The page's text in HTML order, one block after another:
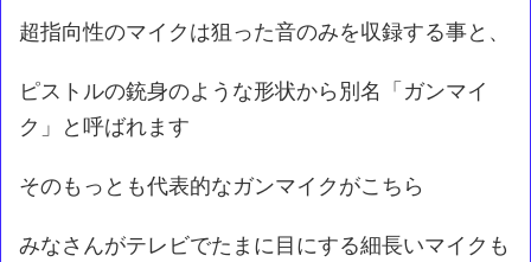
超指向性のマイクは狙った音のみを収録する事と、
ピストルの銃身のような形状から別名「ガンマイ
ク」と呼ばれます
そのもっとも代表的なガンマイクがこちら
みなさんがテレビでたまに目にする細長いマイクも